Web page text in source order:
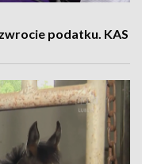
podatku. KAS